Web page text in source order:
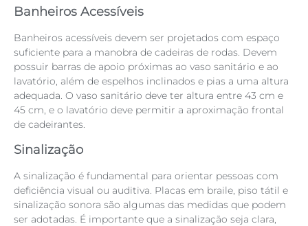
Banheiros Acessíveis
Banheiros acessíveis devem ser projetados com espaço
suficiente para a manobra de cadeiras de rodas. Devem
possuir barras de apoio próximas ao vaso sanitário e ao
lavatório, além de espelhos inclinados e pias a uma altura
adequada. O vaso sanitário deve ter altura entre 43 cm e
45 cm, e o lavatório deve permitir a aproximação frontal
de cadeirantes.
Sinalização
A sinalização é fundamental para orientar pessoas com
deficiência visual ou auditiva. Placas em braile, piso tátil e
sinalização sonora são algumas das medidas que podem
ser adotadas. É importante que a sinalização seja clara,